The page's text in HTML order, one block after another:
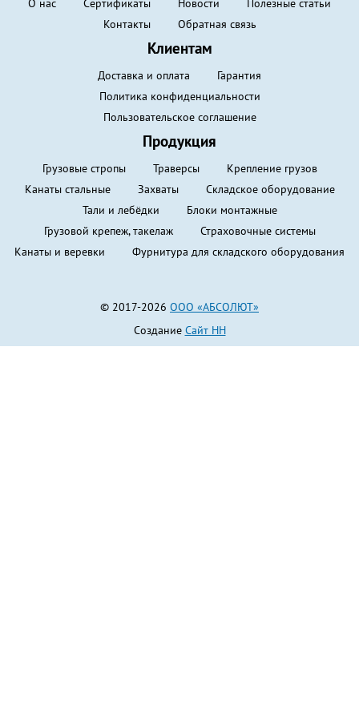
О нас Сертификаты Новости
Полезные статьи
Контакты
Обратная связь
Клиентам
Доставка и оплата
Гарантия
Политика конфиденциальности
Пользовательское соглашение
Продукция
Грузовые стропы Траверсы
Крепление грузов
Канаты стальные
Захваты
Складское оборудование
Тали и лебёдки
Блоки монтажные
Грузовой крепеж, такелаж
Страховочные системы
Канаты и веревки
Фурнитура для складского оборудования
© 2017-2026 ООО «АБСОЛЮТ»
Создание Сайт НН